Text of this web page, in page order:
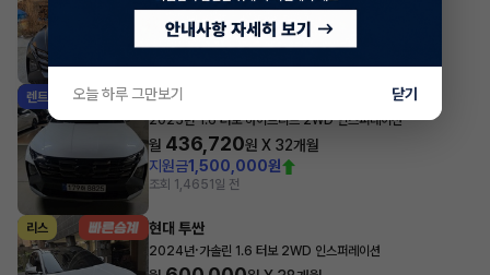
월547,580원 X28개월
조회 2,0813시간 전
렌트 현대 투싼
2025년·1.6 터보 하이브리드 2WD 인스퍼레이션
월 436,720원 X 32개월
지원금1,500,000원
조회 1,4651일 전
리스 현대 투싼
2024년·가솔린 1.6 터보 2WD 인스퍼레이션
오늘 하루 그만보기 닫기